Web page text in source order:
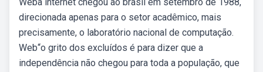
direcionada apenas para o setor acadêmico, mais
precisamente, o laboratório nacional de computação.
Web“o grito dos excluídos é para dizer que a
independência não chegou para toda a população, que